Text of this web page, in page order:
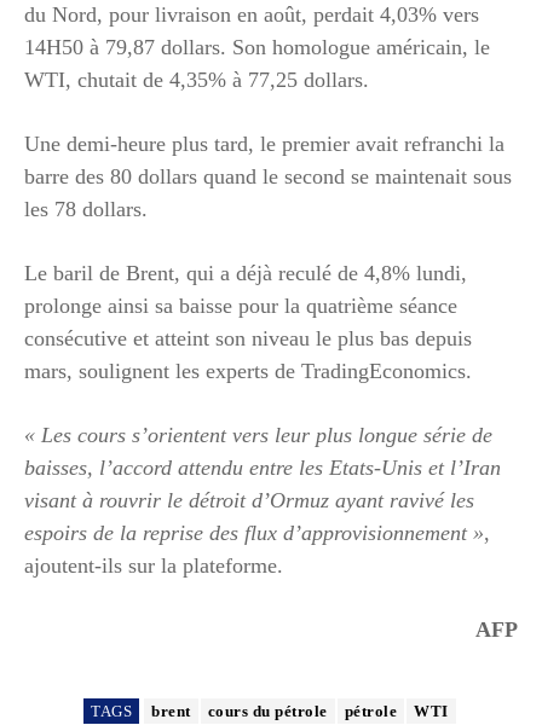
du Nord, pour livraison en août, perdait 4,03% vers
14H50 à 79,87 dollars. Son homologue américain, le
WTI, chutait de 4,35% à 77,25 dollars.
Une demi-heure plus tard, le premier avait refranchi la
barre des 80 dollars quand le second se maintenait sous
les 78 dollars.
Le baril de Brent, qui a déjà reculé de 4,8% lundi,
prolonge ainsi sa baisse pour la quatrième séance
consécutive et atteint son niveau le plus bas depuis
mars, soulignent les experts de TradingEconomics.
« Les cours s’orientent vers leur plus longue série de
baisses, l’accord attendu entre les Etats-Unis et l’Iran
visant à rouvrir le détroit d’Ormuz ayant ravivé les
espoirs de la reprise des flux d’approvisionnement »,
ajoutent-ils sur la plateforme.
AFP
TAGS brent cours du pétrole pétrole WTI